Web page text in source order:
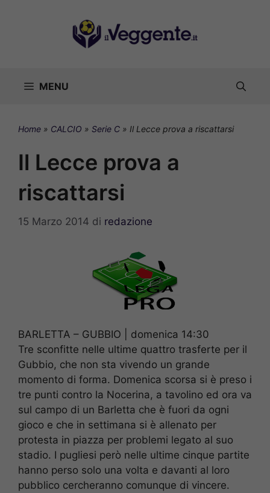
MENU
Home » CALCIO » Serie C » Il Lecce prova a riscattarsi
Il Lecce prova a
riscattarsi
15 Marzo 2014 di redazione
BARLETTA – GUBBIO | domenica 14:30
Tre sconfitte nelle ultime quattro trasferte per il
Gubbio, che non sta vivendo un grande
momento di forma. Domenica scorsa si è preso i
tre punti contro la Nocerina, a tavolino ed ora va
sul campo di un Barletta che è fuori da ogni
gioco e che in settimana si è allenato per
protesta in piazza per problemi legato al suo
stadio. I pugliesi però nelle ultime cinque partite
hanno perso solo una volta e davanti al loro
pubblico cercheranno comunque di vincere.